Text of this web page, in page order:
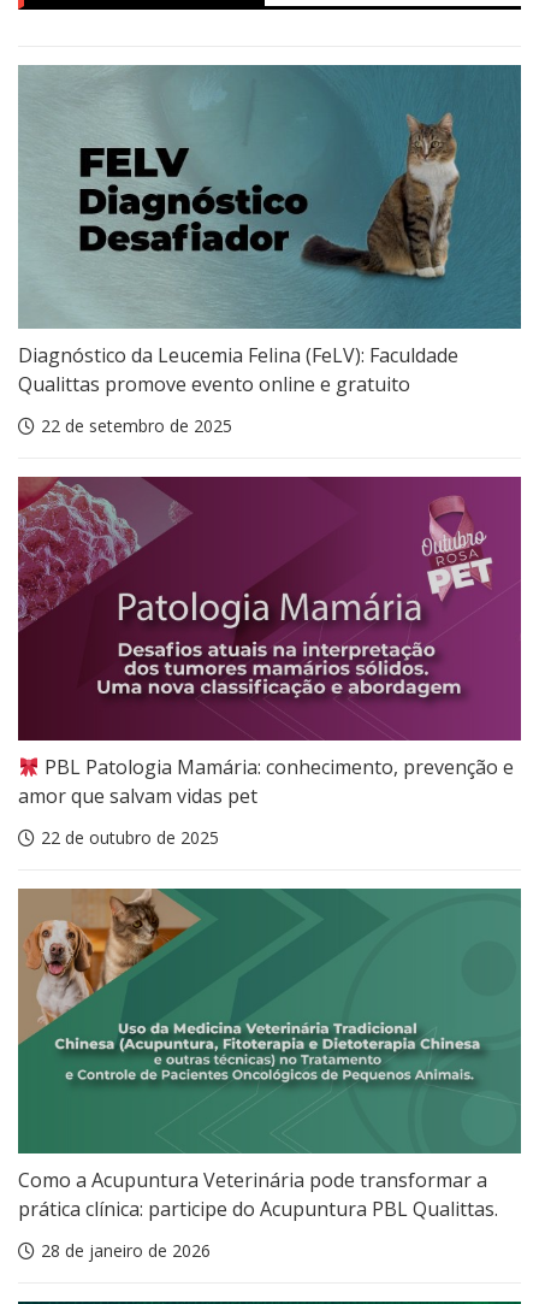
Diagnóstico da Leucemia Felina (FeLV): Faculdade
Qualittas promove evento online e gratuito
22 de setembro de 2025
PBL Patologia Mamária: conhecimento, prevenção e
amor que salvam vidas pet
22 de outubro de 2025
Como a Acupuntura Veterinária pode transformar a
prática clínica: participe do Acupuntura PBL Qualittas.
28 de janeiro de 2026